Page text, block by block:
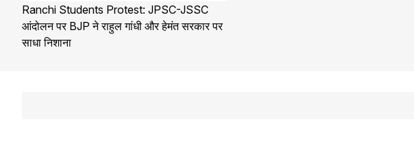
Ranchi Students Protest: JPSC-JSSC
आंदोलन पर BJP ने राहुल गांधी और हेमंत सरकार पर
साधा निशाना